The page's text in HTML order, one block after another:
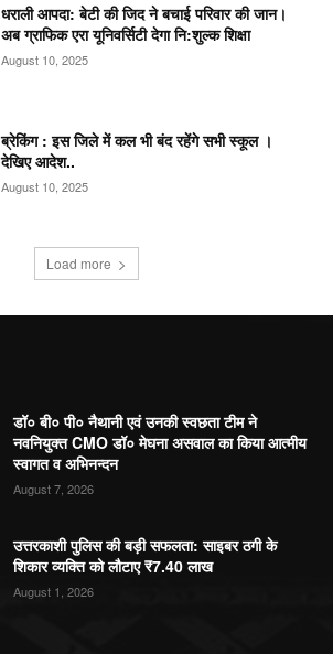
धराली आपदा: बेटी की जिद ने बचाई परिवार की जान।
अब ग्राफिक एरा यूनिवर्सिटी देगा नि:शुल्क शिक्षा
August 10, 2025
ब्रेकिंग : इस जिले में कल भी बंद रहेंगे सभी स्कूल ।
देखिए आदेश..
August 10, 2025
Load more
डॉ० बी० पी० नैथानी एवं उनकी स्वछता टीम ने
नवनियुक्त CMO डॉ० मेघना असवाल का किया आत्मीय
स्वागत व अभिनन्दन
August 7, 2026
उत्तरकाशी पुलिस की बड़ी सफलता: साइबर ठगी के
शिकार व्यक्ति को लौटाए ₹7.40 लाख
August 1, 2026